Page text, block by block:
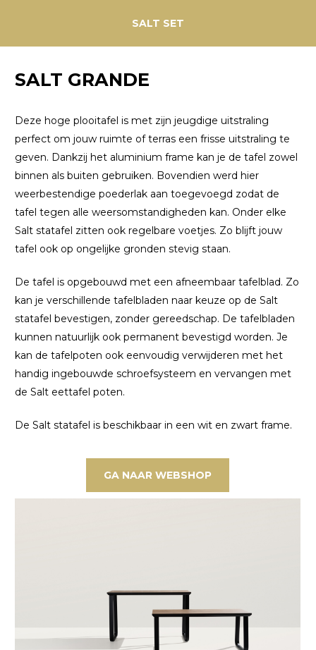
SALT SET
SALT GRANDE
Deze hoge plooitafel is met zijn jeugdige uitstraling
perfect om jouw ruimte of terras een frisse uitstraling te
geven. Dankzij het aluminium frame kan je de tafel zowel
binnen als buiten gebruiken. Bovendien werd hier
weerbestendige poederlak aan toegevoegd zodat de
tafel tegen alle weersomstandigheden kan. Onder elke
Salt statafel zitten ook regelbare voetjes. Zo blijft jouw
tafel ook op ongelijke gronden stevig staan.
De tafel is opgebouwd met een afneembaar tafelblad. Zo
kan je verschillende tafelbladen naar keuze op de Salt
statafel bevestigen, zonder gereedschap. De tafelbladen
kunnen natuurlijk ook permanent bevestigd worden. Je
kan de tafelpoten ook eenvoudig verwijderen met het
handig ingebouwde schroefsysteem en vervangen met
de Salt eettafel poten.
De Salt statafel is beschikbaar in een wit en zwart frame.
GA NAAR WEBSHOP